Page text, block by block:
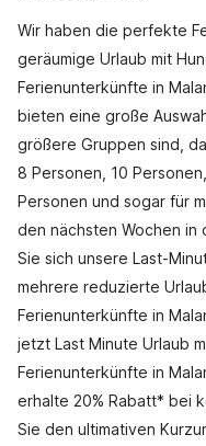
Wir haben die perfekte
geräumige Urlaub mit
Ferienunterkünfte in
bieten eine große
größere Gruppen sind,
8 Personen, 10
Personen und sogar für
den nächsten Wochen in
Sie sich unsere Last-
mehrere reduzierte
Ferienunterkünfte in
jetzt Last Minute Urlaub
Ferienunterkünfte in
erhalte 20% Rabatt* bei
Sie den ultimativen